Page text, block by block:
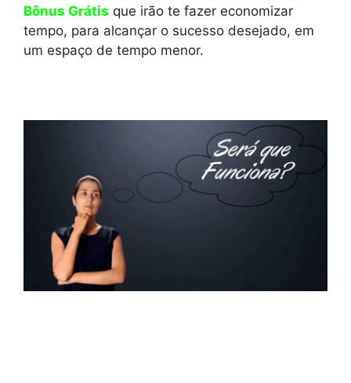
Bônus Grátis que irão te fazer economizar
tempo, para alcançar o sucesso desejado, em
um espaço de tempo menor.